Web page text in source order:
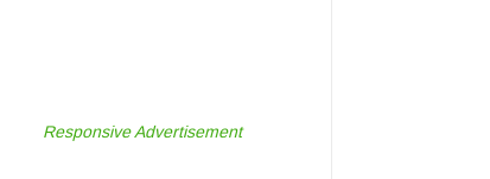
Responsive Advertisement